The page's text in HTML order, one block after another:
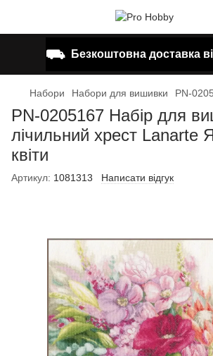
⛟ Безкоштовна доставка
Набори Набори для вишивки PN-
PN-0205167 Набір для
лічильний хрест Lanarte
квіти
Артикул: 1081313 Написати відгук